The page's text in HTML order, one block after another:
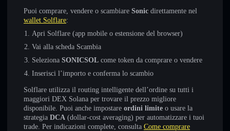
Puoi comprare, vendere o scambiare Sonic direttamente nel
wallet Solflare:
Apri Solflare (app mobile o estensione del browser)
Vai alla scheda Scambia
Seleziona SONICSOL come token da comprare o vendere
Inserisci l’importo e conferma lo scambio
Solflare utilizza il routing intelligente dell’ordine su tutti i
maggiori DEX Solana per trovare il prezzo migliore
disponibile. Puoi anche impostare ordini limite o usare la
strategia DCA (dollar-cost averaging) per automatizzare i tuoi
trade. Per indicazioni complete, consulta Come comprare